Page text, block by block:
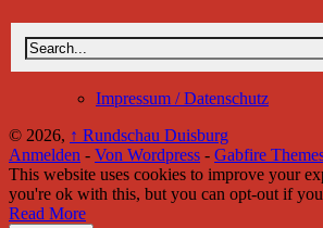
Impressum / Datenschutz
© 2026, ↑ Rundschau Duisburg
Anmelden - Von Wordpress - Gabfire
This website uses cookies to improve your
you're ok with this, but you can opt-out if
Read More